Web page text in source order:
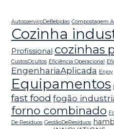
AutosserviçoDeBebidas Compostagem
Cozinha
Profissional cozinhas
CustosOcultos Eficiência Operacional
EngenhariaAplicada Enjoy
Equipamentos
fast food fogão
forno combinado
De Resíduos GestãoDeResíduos